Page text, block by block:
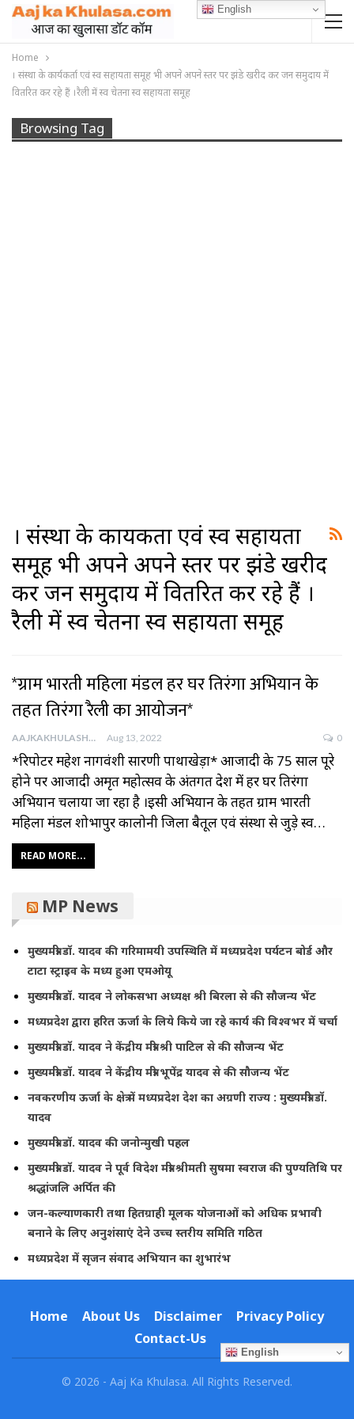
Home
। संस्था के कार्यकर्ता एवं स्व सहायता समूह भी अपने अपने स्तर पर झंडे खरीद कर जन समुदाय में
वितरित कर रहे हैं ।रैली में स्व चेतना स्व सहायता समूह
Browsing Tag
। संस्था के कार्यकर्ता एवं स्व सहायता
समूह भी अपने अपने स्तर पर झंडे खरीद
कर जन समुदाय में वितरित कर रहे हैं ।
रैली में स्व चेतना स्व सहायता समूह
*ग्राम भारती महिला मंडल हर घर तिरंगा अभियान के
तहत तिरंगा रैली का आयोजन*
AAJKAKHULASHA Aug 13, 2022 0
*रिपोर्टर महेश नागवंशी सारणी पाथाखेड़ा* आजादी के 75 साल पूरे
होने पर आजादी अमृत महोत्सव के अंतर्गत देश में हर घर तिरंगा
अभियान चलाया जा रहा है ।इसी अभियान के तहत ग्राम भारती
महिला मंडल शोभापुर कालोनी जिला बैतूल एवं संस्था से जुड़े स्व…
READ MORE...
MP News
मुख्यमंत्री डॉ. यादव की गरिमामयी उपस्थिति में मध्यप्रदेश पर्यटन बोर्ड और
टाटा स्ट्राइव के मध्य हुआ एमओयू
मुख्यमंत्री डॉ. यादव ने लोकसभा अध्यक्ष श्री बिरला से की सौजन्य भेंट
मध्यप्रदेश द्वारा हरित ऊर्जा के लिये किये जा रहे कार्य की विश्वभर में चर्चा
मुख्यमंत्री डॉ. यादव ने केंद्रीय मंत्री श्री पाटिल से की सौजन्य भेंट
मुख्यमंत्री डॉ. यादव ने केंद्रीय मंत्री भूपेंद्र यादव से की सौजन्य भेंट
नवकरणीय ऊर्जा के क्षेत्र में मध्यप्रदेश देश का अग्रणी राज्य : मुख्यमंत्री डॉ.
यादव
मुख्यमंत्री डॉ. यादव की जनोन्मुखी पहल
मुख्यमंत्री डॉ. यादव ने पूर्व विदेश मंत्री श्रीमती सुषमा स्वराज की पुण्यतिथि पर
श्रद्धांजलि अर्पित की
जन-कल्याणकारी तथा हितग्राही मूलक योजनाओं को अधिक प्रभावी
बनाने के लिए अनुशंसाएं देने उच्च स्तरीय समिति गठित
मध्यप्रदेश में सृजन संवाद अभियान का शुभारंभ
Home About Us Disclaimer
Privacy Policy
Contact-Us
English
© 2026 - Aaj Ka Khulasa. All Rights Reserved.
English